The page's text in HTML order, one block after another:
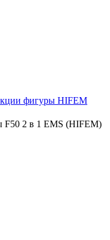
фигуры HIFEM
F50 2 в 1 EMS (HIFEM)